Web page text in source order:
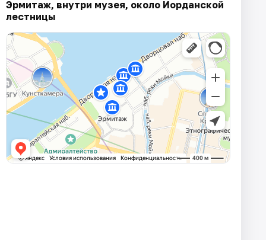
Эрмитаж, внутри музея, около Иорданской
лестницы